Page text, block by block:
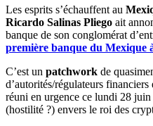
Les esprits s’échauffent au
Ricardo Salinas Pliego ait
banque de son conglomérat
première banque du Mexique
C’est un patchwork de
d’autorités/régulateurs
réuni en urgence ce lundi 28
(hostilité ?) envers le roi des